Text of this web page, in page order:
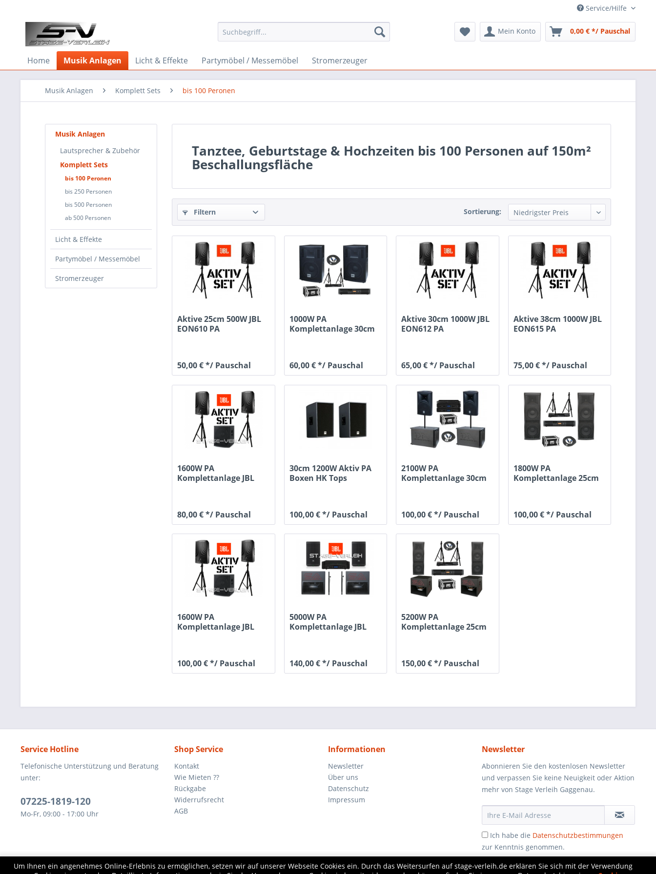
Service/Hilfe
Mein Konto 0,00 € */ Pauschal
Home Musik Anlagen Licht & Effekte Partymöbel / Messemöbel Stromerzeuger
Musik Anlagen Komplett Sets bis 100 Peronen
Musik Anlagen
Lautsprecher & Zubehör
Komplett Sets
bis 100 Peronen
bis 250 Personen
bis 500 Personen
ab 500 Personen
Licht & Effekte
Partymöbel / Messemöbel
Stromerzeuger
Tanztee, Geburtstage & Hochzeiten bis 100 Personen auf 150m²
Beschallungsfläche
Filtern Sortierung:
Aktive 25cm 500W JBL
EON610 PA
50,00 € */ Pauschal
1000W PA
Komplettanlage 30cm
60,00 € */ Pauschal
Aktive 30cm 1000W JBL
EON612 PA
65,00 € */ Pauschal
Aktive 38cm 1000W JBL
EON615 PA
75,00 € */ Pauschal
1600W PA
Komplettanlage JBL
80,00 € */ Pauschal
30cm 1200W Aktiv PA
Boxen HK Tops
100,00 € */ Pauschal
2100W PA
Komplettanlage 30cm
100,00 € */ Pauschal
1800W PA
Komplettanlage 25cm
100,00 € */ Pauschal
1600W PA
Komplettanlage JBL
100,00 € */ Pauschal
5000W PA
Komplettanlage JBL
140,00 € */ Pauschal
5200W PA
Komplettanlage 25cm
150,00 € */ Pauschal
Service Hotline
Telefonische Unterstützung und Beratung
unter:
07225-1819-120
Mo-Fr, 09:00 - 17:00 Uhr
Shop Service
Kontakt
Wie Mieten ??
Rückgabe
Widerrufsrecht
AGB
Informationen
Newsletter
Über uns
Datenschutz
Impressum
Newsletter
Abonnieren Sie den kostenlosen Newsletter
und verpassen Sie keine Neuigkeit oder Aktion
mehr von Stage Verleih Gaggenau.
Ich habe die Datenschutzbestimmungen
zur Kenntnis genommen.
Um Ihnen ein angenehmes Online-Erlebnis zu ermöglichen, setzen wir auf unserer Webseite Cookies ein. Durch das Weitersurfen auf stage-verleih.de erklären Sie sich mit der Verwendung